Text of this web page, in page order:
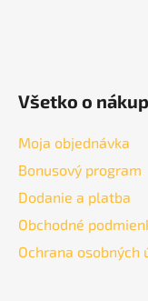
Všetko o
Moja objednávka
Bonusový program
Dodanie a platba
Obchodné
Ochrana osobných